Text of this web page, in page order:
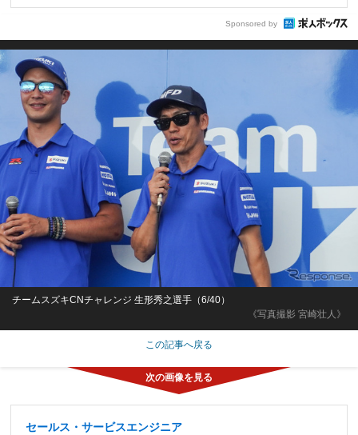
Sponsored by
《写真撮影 宮崎壮人》
チームスズキCNチャレンジ 生形秀之選手（6/40）
この記事へ戻る
セールス・サービスエンジニア